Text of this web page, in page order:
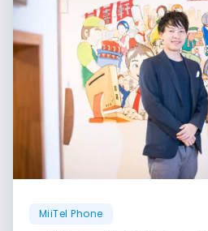
MiiTel Phone